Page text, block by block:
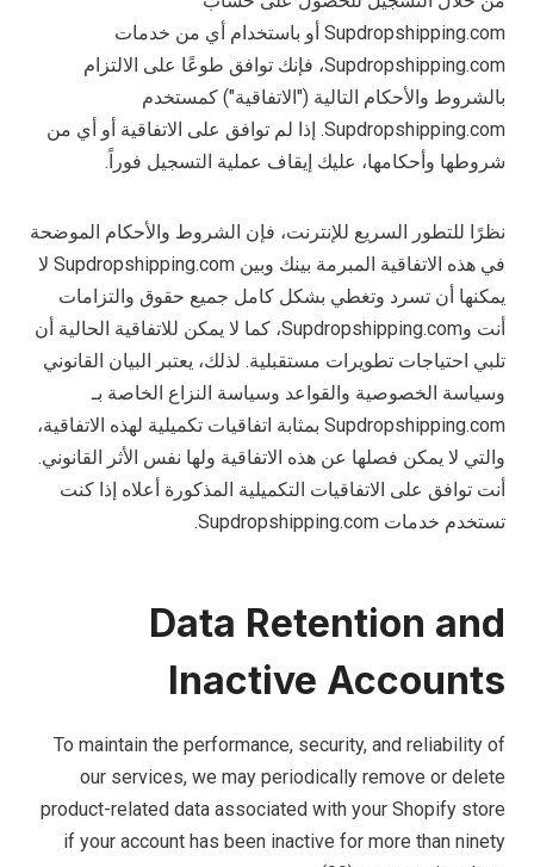
Supdropshipping.com أو باستخدام أي من خدمات
Supdropshipping.com، فإنك توافق طوعًا على الالتزام
بالشروط والأحكام التالية ("الاتفاقية") كمستخدم
Supdropshipping.com. إذا لم توافق على الاتفاقية أو أي من
شروطها وأحكامها، عليك إيقاف عملية التسجيل فوراً.
نظرًا للتطور السريع للإنترنت، فإن الشروط والأحكام الموضحة
في هذه الاتفاقية المبرمة بينك وبين Supdropshipping.com لا
يمكنها أن تسرد وتغطي بشكل كامل جميع حقوق والتزامات
أنت وSupdropshipping.com، كما لا يمكن للاتفاقية الحالية أن
تلبي احتياجات تطويرات مستقبلية. لذلك، يعتبر البيان القانوني
وسياسة الخصوصية والقواعد وسياسة النزاع الخاصة بـ
Supdropshipping.com بمثابة اتفاقيات تكميلية لهذه الاتفاقية،
والتي لا يمكن فصلها عن هذه الاتفاقية ولها نفس الأثر القانوني.
أنت توافق على الاتفاقيات التكميلية المذكورة أعلاه إذا كنت
تستخدم خدمات Supdropshipping.com.
Data Retention and
Inactive Accounts
To maintain the performance, security, and reliability of
our services, we may periodically remove or delete
product-related data associated with your Shopify store
if your account has been inactive for more than ninety